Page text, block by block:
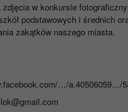
w konkursie
podstawowych i średnich
zakątków naszego miasta.
…/a.40506059…/